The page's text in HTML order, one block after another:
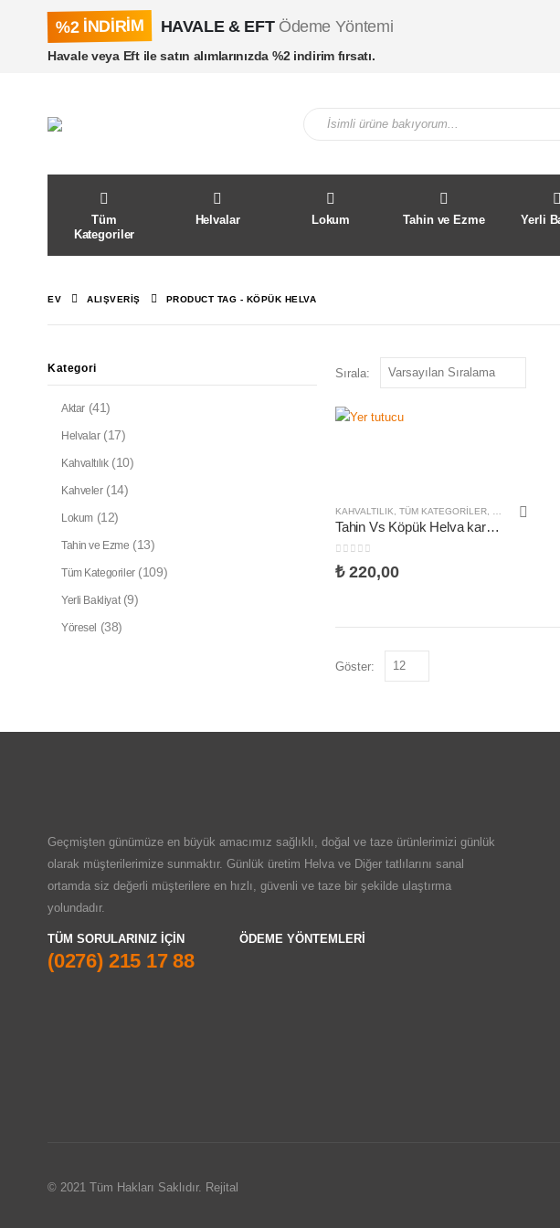
%2 İNDİRİM HAVALE & EFTÖdeme Yöntemi
Havale veya Eft ile satın alımlarınızda %2 indirim fırsatı.
Tüm
Kategoriler
Helvalar Lokum Tahin ve Ezme Yerli
EV ALIŞVERIŞ PRODUCT TAG - KÖPÜK HELVA
Sırala:
KAHVALTILIK TÜM KATEGORILER
Tahin Vs Köpük Helva karması 500 gr
05 üzerinden
₺220,00
Göster:
Kategori
Aktar (41)
Helvalar (17)
Kahvaltılık (10)
Kahveler (14)
Lokum (12)
Tahin ve Ezme (13)
Tüm Kategoriler (109)
Yerli Bakliyat (9)
Yöresel (38)
Geçmişten günümüze en büyük amacımız sağlıklı, doğal ve taze ürünlerimizi günlük
olarak müşterilerimize sunmaktır. Günlük üretim Helva ve Diğer tatlılarını sanal
ortamda siz değerli müşterilere en hızlı, güvenli ve taze bir şekilde ulaştırma
yolundadır.
TÜM SORULARINIZ IÇIN
(0276) 215 17 88
ÖDEME YÖNTEMLERI
© 2021 Tüm Hakları Saklıdır. Rejital